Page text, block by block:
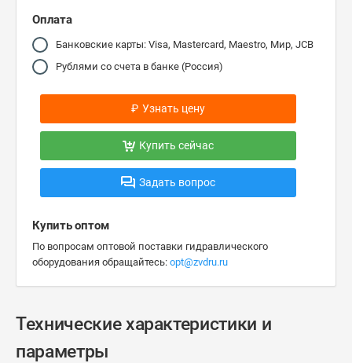
Оплата
Банковские карты: Visa, Mastercard, Maestro, Мир, JCB
Рублями со счета в банке (Россия)
₽ Узнать цену
Купить сейчас
Задать вопрос
Купить оптом
По вопросам оптовой поставки гидравлического
оборудования обращайтесь: opt@zvdru.ru
Технические характеристики и
параметры